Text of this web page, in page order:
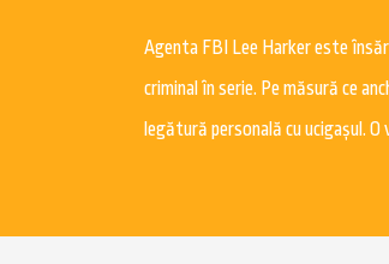
Agenta FBI Lee Harker este
criminal în serie. Pe măsură ce
legătură personală cu ucigașul.